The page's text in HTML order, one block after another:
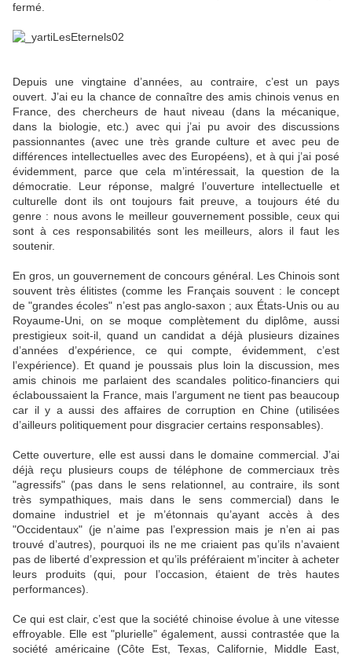
fermé.
Depuis une vingtaine d’années, au contraire, c’est un pays
ouvert. J’ai eu la chance de connaître des amis chinois venus en
France, des chercheurs de haut niveau (dans la mécanique,
dans la biologie, etc.) avec qui j’ai pu avoir des discussions
passionnantes (avec une très grande culture et avec peu de
différences intellectuelles avec des Européens), et à qui j’ai posé
évidemment, parce que cela m’intéressait, la question de la
démocratie. Leur réponse, malgré l’ouverture intellectuelle et
culturelle dont ils ont toujours fait preuve, a toujours été du
genre : nous avons le meilleur gouvernement possible, ceux qui
sont à ces responsabilités sont les meilleurs, alors il faut les
soutenir.
En gros, un gouvernement de concours général. Les Chinois sont
souvent très élitistes (comme les Français souvent : le concept
de "grandes écoles" n’est pas anglo-saxon ; aux États-Unis ou au
Royaume-Uni, on se moque complètement du diplôme, aussi
prestigieux soit-il, quand un candidat a déjà plusieurs dizaines
d’années d’expérience, ce qui compte, évidemment, c’est
l’expérience). Et quand je poussais plus loin la discussion, mes
amis chinois me parlaient des scandales politico-financiers qui
éclaboussaient la France, mais l’argument ne tient pas beaucoup
car il y a aussi des affaires de corruption en Chine (utilisées
d’ailleurs politiquement pour disgracier certains responsables).
Cette ouverture, elle est aussi dans le domaine commercial. J’ai
déjà reçu plusieurs coups de téléphone de commerciaux très
"agressifs" (pas dans le sens relationnel, au contraire, ils sont
très sympathiques, mais dans le sens commercial) dans le
domaine industriel et je m’étonnais qu’ayant accès à des
"Occidentaux" (je n’aime pas l’expression mais je n’en ai pas
trouvé d’autres), pourquoi ils ne me criaient pas qu’ils n’avaient
pas de liberté d’expression et qu’ils préféraient m’inciter à acheter
leurs produits (qui, pour l’occasion, étaient de très hautes
performances).
Ce qui est clair, c’est que la société chinoise évolue à une vitesse
effroyable. Elle est "plurielle" également, aussi contrastée que la
société américaine (Côte Est, Texas, Californie, Middle East,